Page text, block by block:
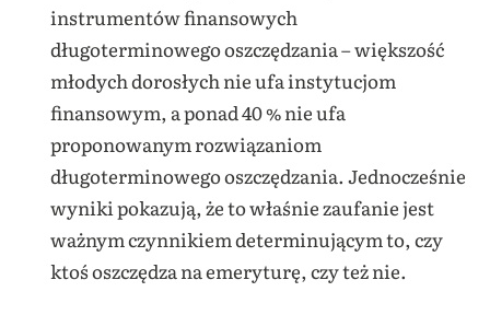
instrumentów finansowych
długoterminowego oszczędzania – większość
młodych dorosłych nie ufa instytucjom
finansowym, a ponad 40 % nie ufa
proponowanym rozwiązaniom
długoterminowego oszczędzania. Jednocześnie
wyniki pokazują, że to właśnie zaufanie jest
ważnym czynnikiem determinującym to, czy
ktoś oszczędza na emeryturę, czy też nie.